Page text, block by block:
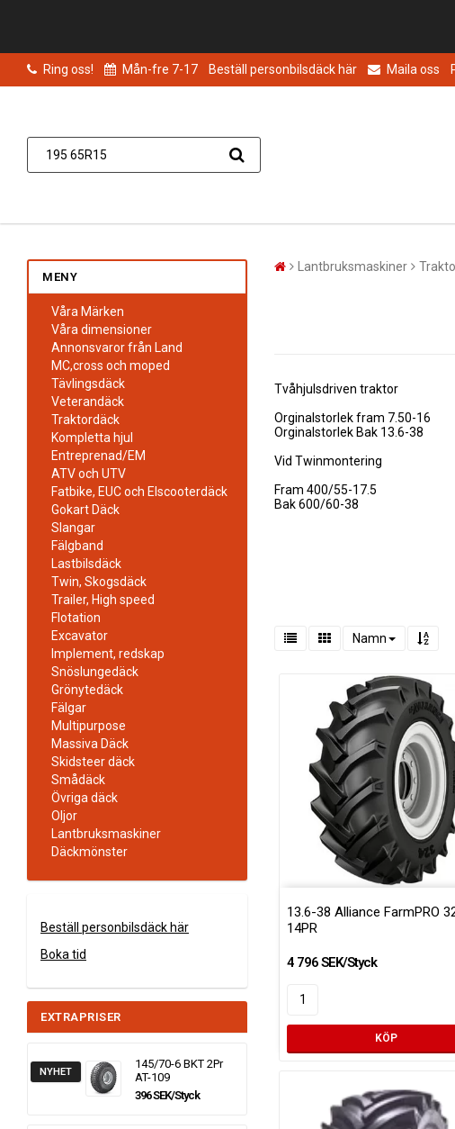
Ring oss! Mån-fre 7-17 Beställ personbilsdäck här Maila oss
MENY
Våra Märken
Våra dimensioner
Annonsvaror från Land
MC,cross och moped
Tävlingsdäck
Veterandäck
Traktordäck
Kompletta hjul
Entreprenad/EM
ATV och UTV
Fatbike, EUC och Elscooterdäck
Gokart Däck
Slangar
Fälgband
Lastbilsdäck
Twin, Skogsdäck
Trailer, High speed
Flotation
Excavator
Implement, redskap
Snöslungedäck
Grönytedäck
Fälgar
Multipurpose
Massiva Däck
Skidsteer däck
Smådäck
Övriga däck
Oljor
Lantbruksmaskiner
Däckmönster
Beställ personbilsdäck här
Boka tid
EXTRAPRISER
NYHET
145/70-6 BKT 2Pr
AT-109
396 SEK/Styck
Lantbruksmaskiner
Tvåhjulsdriven traktor
Orginalstorlek fram 7.50-16
Orginalstorlek Bak 13.6-38
Vid Twinmontering
Fram 400/55-17.5
Bak 600/60-38
Namn
13.6-38 Alliance FarmPRO
14PR
4 796 SEK/Styck
KÖP